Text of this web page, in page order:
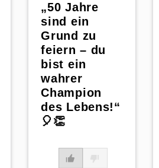
„50 Jahre
sind ein
Grund zu
feiern – du
bist ein
wahrer
Champion
des Lebens!“
🎈👏